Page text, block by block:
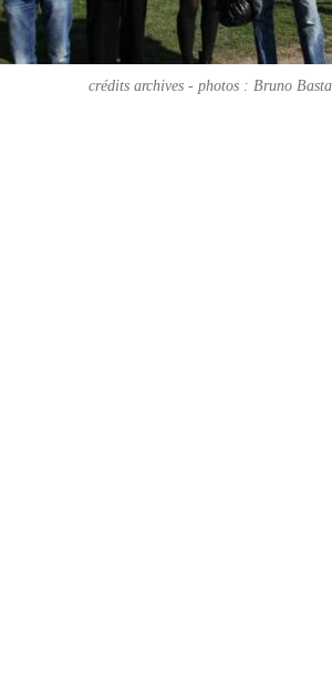
crédits archives - photos : Bruno